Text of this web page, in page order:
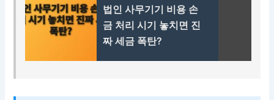
법인 사무기기 비용 손
금 처리 시기 놓치면 진
짜 세금 폭탄?